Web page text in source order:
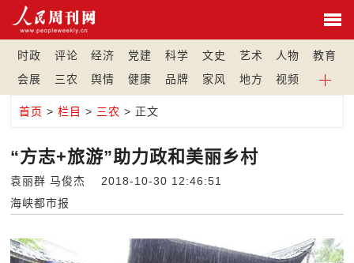
时政 评论 经济 党建 科学 文史 艺术 人物
教育
会展
三农 舆情 健康 品牌 家风 地方 视频
首页 >栏目 > 三农 > 正文
“方志+旅游”助力政和美丽乡村
袁丽群 马俊杰 2018-10-30 12:46:51
海峡都市报